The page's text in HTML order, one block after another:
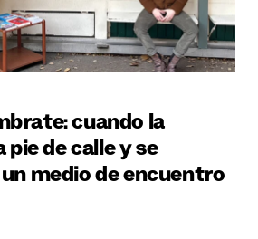
cuando la
de calle y se
medio de encuentro